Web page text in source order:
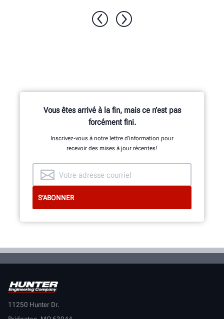
Vous êtes arrivé à la fin, mais ce n’est pas
forcément fini.
Inscrivez-vous à notre lettre d’information pour
recevoir des mises à jour récentes!
11250 Hunter Dr.